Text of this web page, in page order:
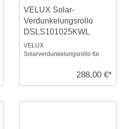
VELUX Solar-
Verdunkelungsrollo
DSLS101025KWL
VELUX
Solarverdunkelungsrollo für
Schiene, io-homecontrol288,00 €*